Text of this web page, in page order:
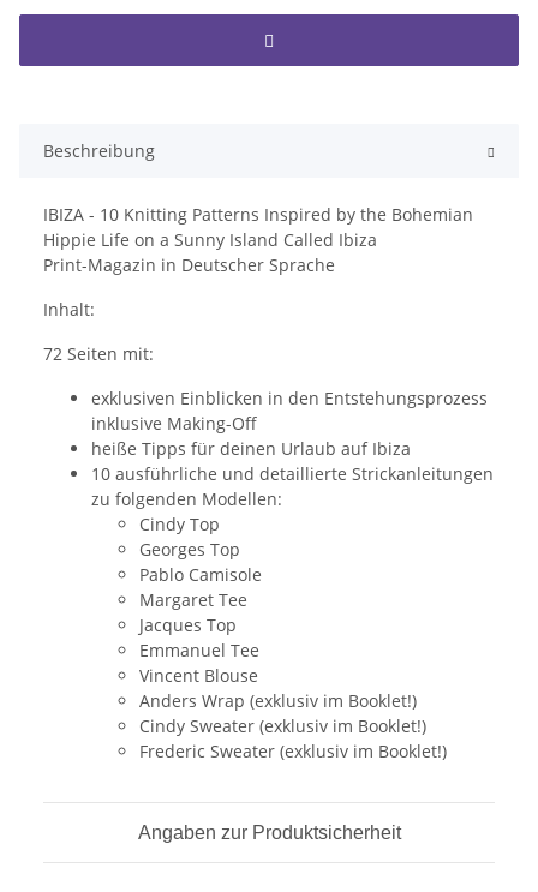
Beschreibung
IBIZA - 10 Knitting Patterns Inspired by the Bohemian
Hippie Life on a Sunny Island Called Ibiza
Print-Magazin in Deutscher Sprache
Inhalt:
72 Seiten mit:
exklusiven Einblicken in den Entstehungsprozess
inklusive Making-Off
heiße Tipps für deinen Urlaub auf Ibiza
10 ausführliche und detaillierte Strickanleitungen
zu folgenden Modellen:
Cindy Top
Georges Top
Pablo Camisole
Margaret Tee
Jacques Top
Emmanuel Tee
Vincent Blouse
Anders Wrap (exklusiv im Booklet!)
Cindy Sweater (exklusiv im Booklet!)
Frederic Sweater (exklusiv im Booklet!)
Angaben zur Produktsicherheit